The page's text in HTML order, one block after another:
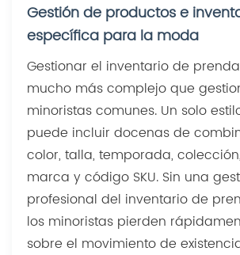
Gestión de productos e
específica para la moda
Gestionar el inventario de
mucho más complejo que
minoristas comunes. Un solo
puede incluir docenas de
color, talla, temporada,
marca y código SKU. Sin una
profesional del inventario de
los minoristas pierden
sobre el movimiento de